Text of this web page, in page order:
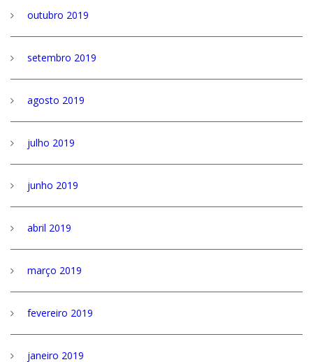
outubro 2019
setembro 2019
agosto 2019
julho 2019
junho 2019
abril 2019
março 2019
fevereiro 2019
janeiro 2019